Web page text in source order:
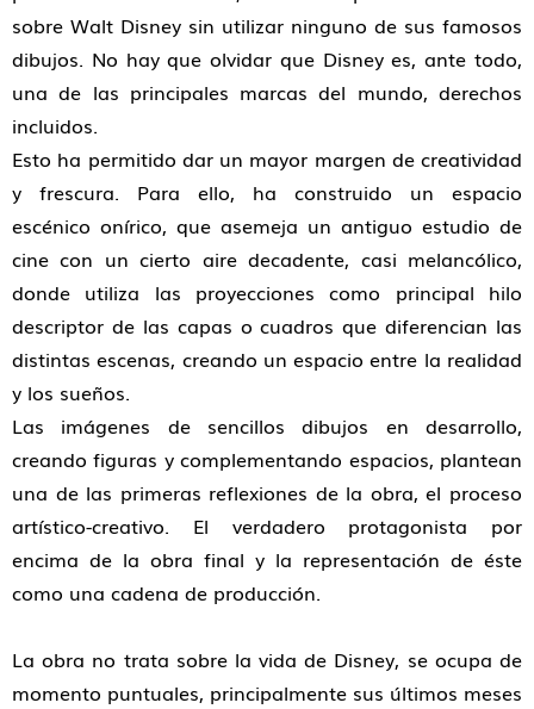
sobre Walt Disney sin utilizar ninguno de sus famosos
dibujos. No hay que olvidar que Disney es, ante todo,
una de las principales marcas del mundo, derechos
incluidos.
Esto ha permitido dar un mayor margen de creatividad
y frescura. Para ello, ha construido un espacio
escénico onírico, que asemeja un antiguo estudio de
cine con un cierto aire decadente, casi melancólico,
donde utiliza las proyecciones como principal hilo
descriptor de las capas o cuadros que diferencian las
distintas escenas, creando un espacio entre la realidad
y los sueños.
Las imágenes de sencillos dibujos en desarrollo,
creando figuras y complementando espacios, plantean
una de las primeras reflexiones de la obra, el proceso
artístico-creativo. El verdadero protagonista por
encima de la obra final y la representación de éste
como una cadena de producción.
La obra no trata sobre la vida de Disney, se ocupa de
momento puntuales, principalmente sus últimos meses